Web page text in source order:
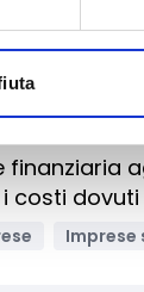
finanziaria
costi